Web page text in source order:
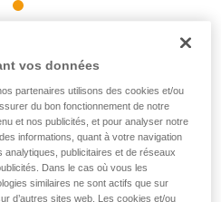
courbe
sa polyvalence, le mousqueton
l'escalade en falaise et en
vos données
partenaires utilisons des cookies et/ou
du bon fonctionnement de notre
et nos publicités, et pour analyser notre
informations, quant à votre navigation
publicitaires et de réseaux
Dans le cas où vous les
similaires ne sont actifs que sur
d’autres sites web. Les cookies et/ou